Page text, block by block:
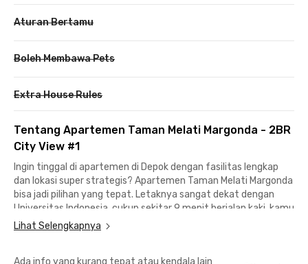
Aturan Bertamu
Boleh Membawa Pets
Extra House Rules
Tentang Apartemen Taman Melati Margonda - 2BR
City View #1
Ingin tinggal di apartemen di Depok dengan fasilitas lengkap
dan lokasi super strategis? Apartemen Taman Melati Margonda
bisa jadi pilihan yang tepat. Letaknya sangat dekat dengan
Universitas Indonesia, cukup sekitar 9 menit berjalan kaki, kamu
sudah sampai di salah satu kampus terbesar di Depok.
Lihat Selengkapnya
Ada info yang kurang tepat atau kendala lain